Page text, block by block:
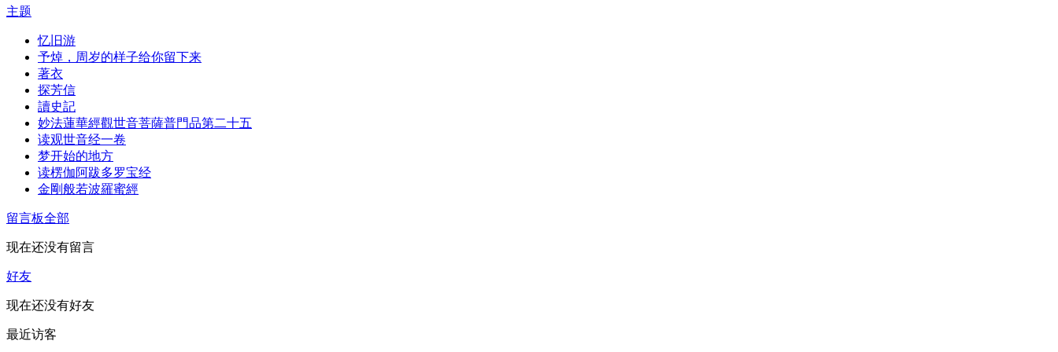
主题
忆旧游
予焯，周岁的样子给你留下来
著衣
探芳信
讀史記
妙法蓮華經觀世音菩薩普門品第二十五
读观世音经一卷
梦开始的地方
读楞伽阿跋多罗宝经
金剛般若波羅蜜經
留言板全部
现在还没有留言
好友
现在还没有好友
最近访客